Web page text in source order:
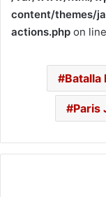
content/themes/
actions.php on line
Batalla
Paris